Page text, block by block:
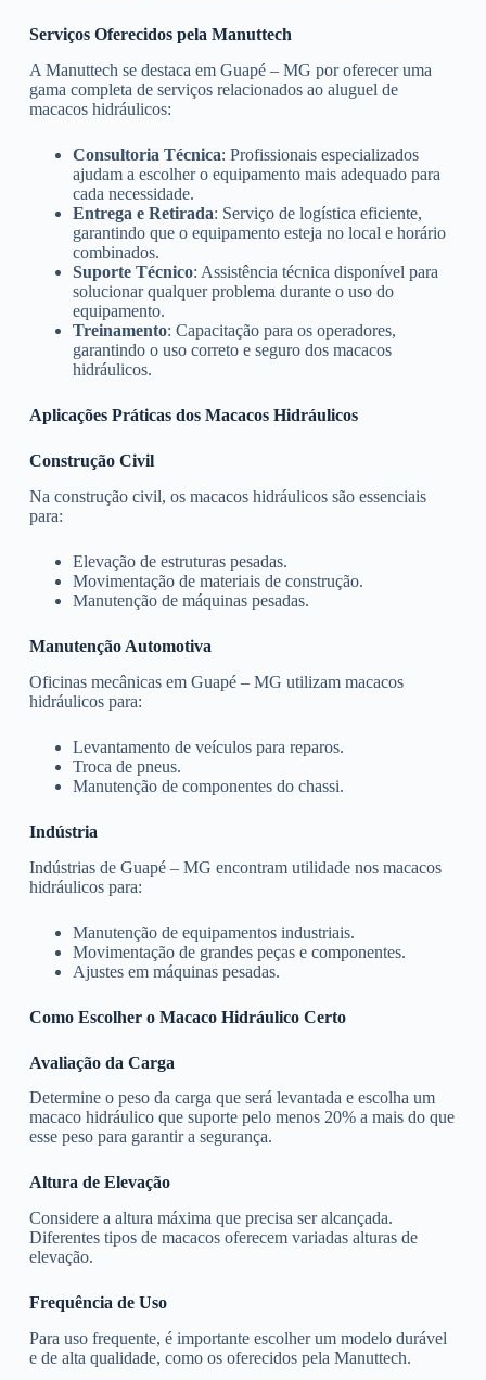
Serviços Oferecidos pela Manuttech
A Manuttech se destaca em Guapé – MG por oferecer uma
gama completa de serviços relacionados ao aluguel de
macacos hidráulicos:
Consultoria Técnica: Profissionais especializados
ajudam a escolher o equipamento mais adequado para
cada necessidade.
Entrega e Retirada: Serviço de logística eficiente,
garantindo que o equipamento esteja no local e horário
combinados.
Suporte Técnico: Assistência técnica disponível para
solucionar qualquer problema durante o uso do
equipamento.
Treinamento: Capacitação para os operadores,
garantindo o uso correto e seguro dos macacos
hidráulicos.
Aplicações Práticas dos Macacos Hidráulicos
Construção Civil
Na construção civil, os macacos hidráulicos são essenciais
para:
Elevação de estruturas pesadas.
Movimentação de materiais de construção.
Manutenção de máquinas pesadas.
Manutenção Automotiva
Oficinas mecânicas em Guapé – MG utilizam macacos
hidráulicos para:
Levantamento de veículos para reparos.
Troca de pneus.
Manutenção de componentes do chassi.
Indústria
Indústrias de Guapé – MG encontram utilidade nos macacos
hidráulicos para:
Manutenção de equipamentos industriais.
Movimentação de grandes peças e componentes.
Ajustes em máquinas pesadas.
Como Escolher o Macaco Hidráulico Certo
Avaliação da Carga
Determine o peso da carga que será levantada e escolha um
macaco hidráulico que suporte pelo menos 20% a mais do que
esse peso para garantir a segurança.
Altura de Elevação
Considere a altura máxima que precisa ser alcançada.
Diferentes tipos de macacos oferecem variadas alturas de
elevação.
Frequência de Uso
Para uso frequente, é importante escolher um modelo durável
e de alta qualidade, como os oferecidos pela Manuttech.